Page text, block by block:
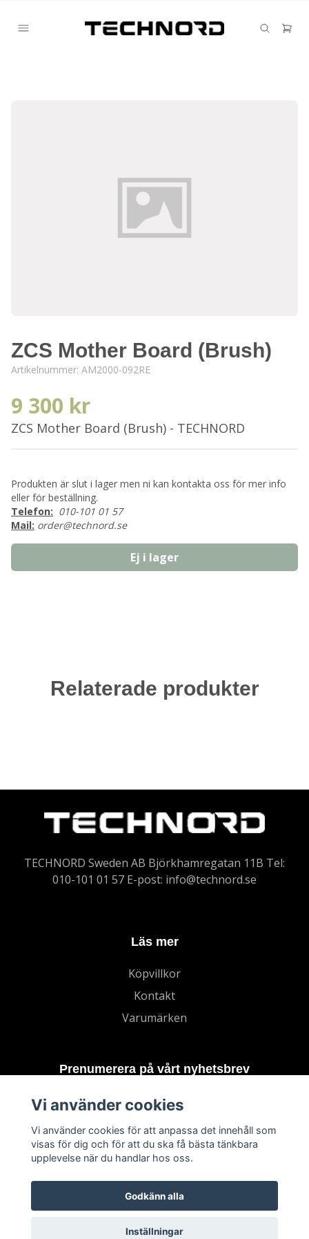
ZCS Mother Board (Brush)
Artikelnummer: AM2000-092RE
9 300 kr
ZCS Mother Board (Brush) - TECHNORD
Produkten är slut i lager men ni kan kontakta oss för mer info
eller för beställning.
Telefon: 010-101 01 57
Mail: order@technord.se
Ej i lager
Relaterade produkter
TECHNORD Sweden AB Björkhamregatan 11B Tel:
010-101 01 57 E-post: info@technord.se
Läs mer
Köpvillkor
Kontakt
Varumärken
Prenumerera på vårt nyhetsbrev
Vi använder cookies
Vi använder cookies för att anpassa det innehåll som
visas för dig och för att du ska få bästa tänkbara
upplevelse när du handlar hos oss.
Godkänn alla
Inställningar